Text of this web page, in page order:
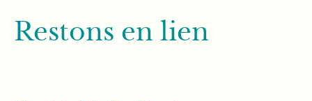
Restons en lien